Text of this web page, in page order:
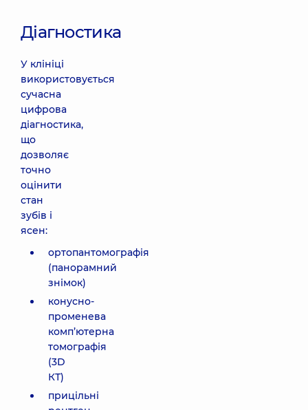
Діагностика
У клініці
використовується
сучасна
цифрова
діагностика,
що
дозволяє
точно
оцінити
стан
зубів і
ясен:
ортопантомографія
(панорамний
знімок)
конусно-
променева
комп’ютерна
томографія
(3D
КТ)
прицільні